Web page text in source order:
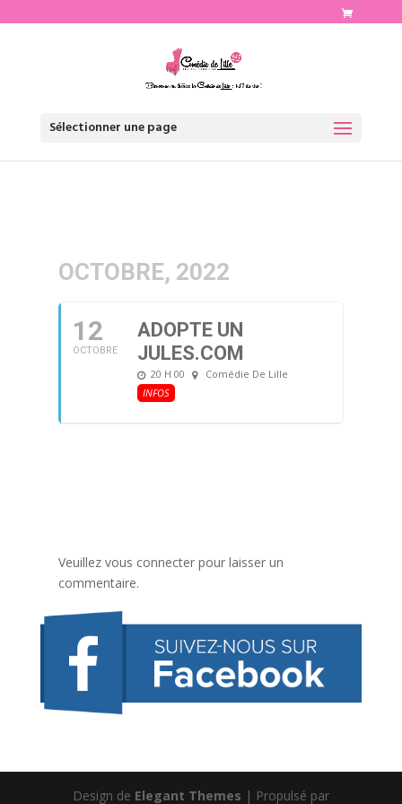
Sélectionner une page
OCTOBRE, 2022
12
OCTOBRE
ADOPTE UN
JULES.COM
20 H 00
Comédie De Lille
INFOS
Veuillez vous connecter pour laisser un
commentaire.
Design de Elegant Themes | Propulsé par